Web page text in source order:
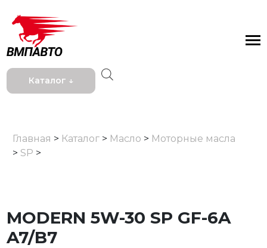
Каталог ↓
Главная > Каталог > Масло > Моторные масла
> SP >
MODERN 5W-30 SP GF-6A
A7/B7